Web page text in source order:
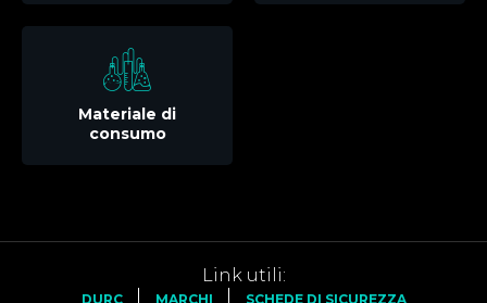
Materiale di
consumo
Link utili:
DURC MARCHI SCHEDE DI SICUREZZA